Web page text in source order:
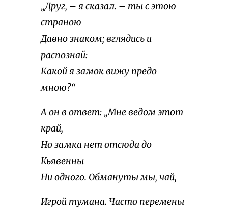
„Друг, – я сказал. – ты с этою
страною
Давно знаком; вглядись и
распознай:
Какой я замок вижу предо
мною?“
А он в ответ: „Мне ведом этот
край,
Но замка нет отсюда до
Кьявенны
Ни одного. Обмануты мы, чай,
Игрой тумана. Часто перемены